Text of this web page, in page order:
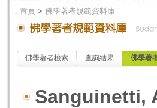
． 首頁 > 佛學著者規範資料庫
佛學著者檢索 查詢結果 佛學著
Sanguinetti,